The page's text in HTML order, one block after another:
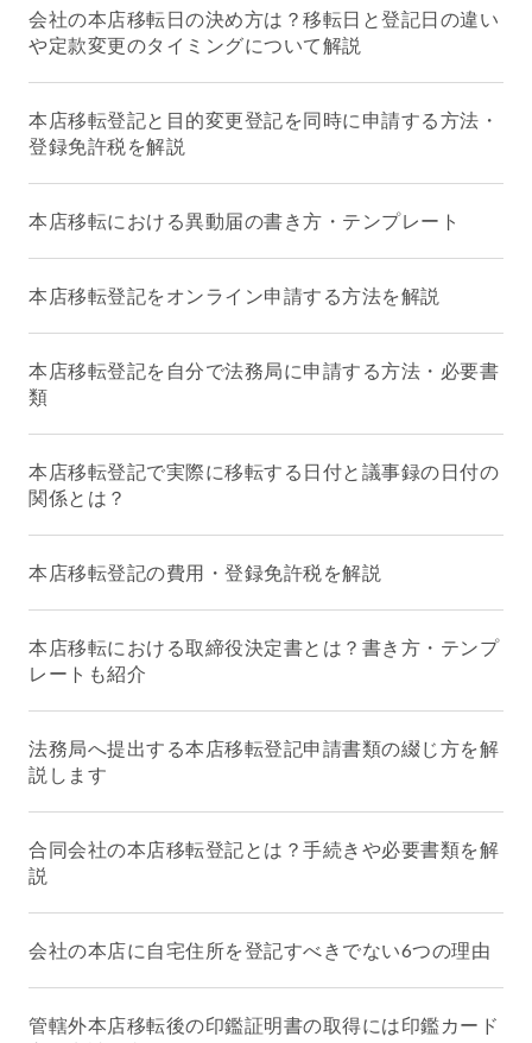
会社の本店移転日の決め方は？移転日と登記日の違い
や定款変更のタイミングについて解説
本店移転登記と目的変更登記を同時に申請する方法・
登録免許税を解説
本店移転における異動届の書き方・テンプレート
本店移転登記をオンライン申請する方法を解説
本店移転登記を自分で法務局に申請する方法・必要書
類
本店移転登記で実際に移転する日付と議事録の日付の
関係とは？
本店移転登記の費用・登録免許税を解説
本店移転における取締役決定書とは？書き方・テンプ
レートも紹介
法務局へ提出する本店移転登記申請書類の綴じ方を解
説します
合同会社の本店移転登記とは？手続きや必要書類を解
説
会社の本店に自宅住所を登記すべきでない6つの理由
管轄外本店移転後の印鑑証明書の取得には印鑑カード